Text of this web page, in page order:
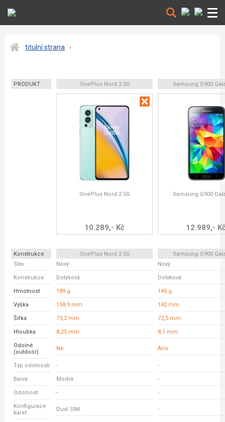
titulní strana
PRODUKT OnePlus Nord 2 5G Samsung G900
OnePlus Nord 2 5G
10.289,- Kč
Samsung G900
12.989,-
Konstrukce OnePlus Nord 2 5G
Samsung G900
Stav
Nový Nový
Konstrukce Dotyková Dotyková
Hmotnost 189 g 145 g
Výška 158,9 mm 142 mm
Šířka 73,2 mm 72,5 mm
Hloubka 8,25 mm 8,1 mm
Odolné
(outdoor)
Ne Ano
Typ odolnosti - -
Barva Modrá -
Odolnost - -
Konfigurace
karet
Dual SIM -